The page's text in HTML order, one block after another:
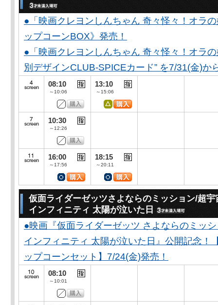
●「映画クレヨンしんちゃん 奇々怪々！オラ
ップコーンBOX》発売！
●「映画クレヨンしんちゃん 奇々怪々！オラ
別デザインCLUB-SPICEカード” を7/31(金)か
08:10
～10:06
13:10
～15:06
10:30
～12:26
16:00
～17:56
18:15
～20:11
仮面ライダーゼッツさよならのミッション/超
インフィニティ 太陽が泣いた日
●映画『仮面ライダーゼッツ さよならのミッ
インフィニティ 太陽が泣いた日』公開記念！
ップコーンセット】7/24(金)発売！
08:10
～10:01